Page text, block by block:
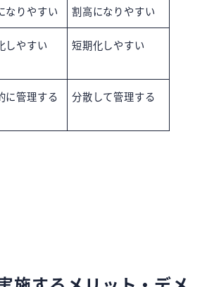
なりやすい 割高になりやすい
しやすい 短期化しやすい
に管理する 分散して管理する